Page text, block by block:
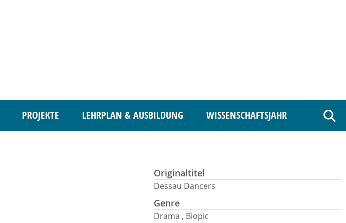
PROJEKTE LEHRPLAN & AUSBILDUNG WISSENSCHAFTSJAHR
Originaltitel
Dessau Dancers
Genre
Drama , Biopic